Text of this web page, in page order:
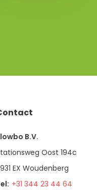
B.V.
Oost 194c
EX Woudenberg
+31 344 23 44 64